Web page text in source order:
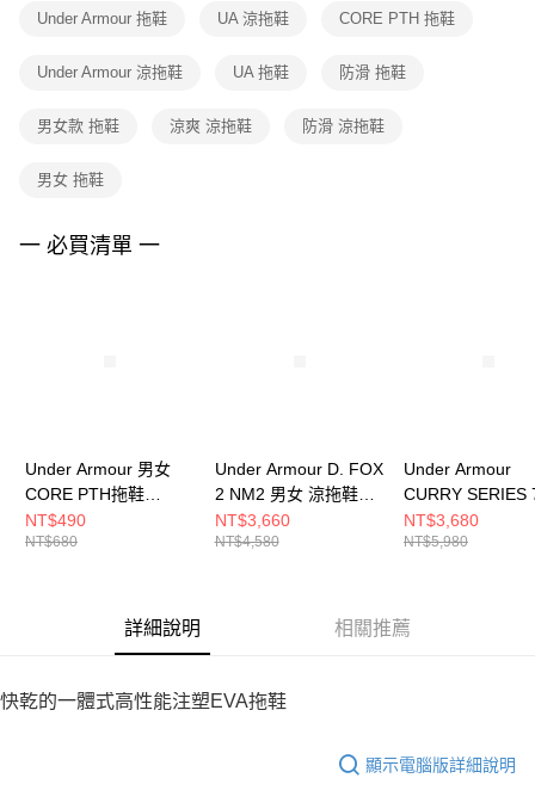
客戶支援中心」https://netprotections.freshdesk.com/support/home
１．透過由恩沛科技股份有限公司提供之「AFTEE先享後付」服務完成之交
權轉讓予恩沛科技股份有限公司。
３．未成年的使用者請事先徵得法定代理人或監護人之同意方可使用
４．使用「AFTEE先享後付」時，將依據個別帳號之用戶狀況，依本公司即
Under Armour 拖鞋 UA 涼拖鞋 CORE PTH 拖鞋
Under Armour 涼拖鞋 UA 拖鞋 防滑 拖鞋
男女款 拖鞋 涼爽 涼拖鞋 防滑 涼拖鞋
男女 拖鞋
一 必買清單 一
Under Armour 男女
CORE PTH拖鞋
3021286-400
NT$490
NT$680
Under Armour D. FOX
2 NM2 男女 涼拖鞋
6011189-001
NT$3,660
NT$4,580
Under Armour
CURRY SERIES
女 籃球鞋
390
NT$3,680
NT$5,980
詳細說明 相關推薦
快乾的一體式高性能注塑EVA拖鞋
顯示電腦版詳細說明